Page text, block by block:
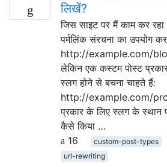
लिखें?
जिस साइट पर मैं काम कर
पर्मलिंक संरचना का उपयोग
http://example.com/
लेकिन एक कस्टम पोस्ट
स्लग होने से बचना चाहते हैं:
http://example.com/
प्रकार के लिए स्लग के स्थान
कैसे किया …
16
custom-post-types
url-rewriting